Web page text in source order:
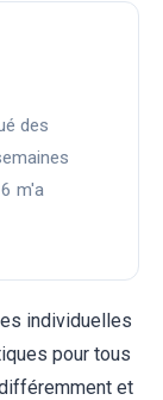
des
m'a
individuelles
pour tous
et